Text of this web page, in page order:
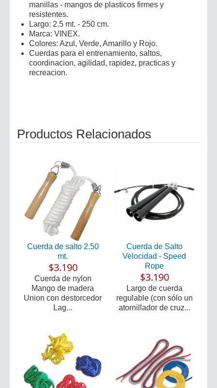
manillas - mangos de plasticos firmes y
resistentes.
Largo: 2.5 mt. - 250 cm.
Marca: VINEX.
Colores: Azul, Verde, Amarillo y Rojo.
Cuerdas para el entrenamiento, saltos,
coordinacion, agilidad, rapidez, practicas y
recreacion.
Productos Relacionados
Cuerda de salto 2.50
mt.
$3.190
Cuerda de nylon
Mango de madera
Union con destorcedor
Lag...
Cuerda de Salto
Velocidad - Speed
Rope
$3.190
Largo de cuerda
regulable (con sólo un
atornillador de cruz...